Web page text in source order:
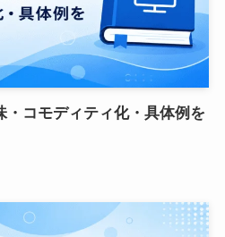
・コモディティ化・具体例を